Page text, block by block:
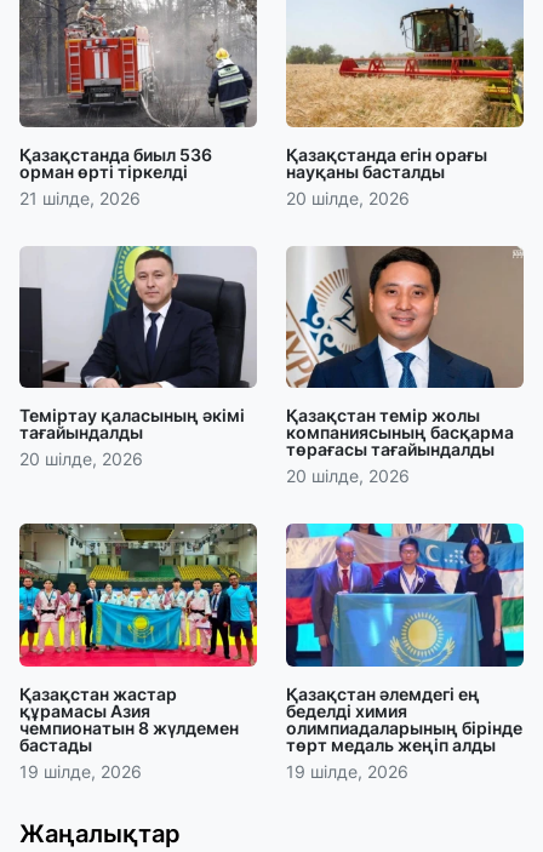
Қазақстанда биыл 536
орман өрті тіркелді
21 шілде, 2026
Қазақстанда егін орағы
науқаны басталды
20 шілде, 2026
Теміртау қаласының әкімі
тағайындалды
20 шілде, 2026
Қазақстан темір жолы
компаниясының басқарма
төрағасы тағайындалды
20 шілде, 2026
Қазақстан жастар
құрамасы Азия
чемпионатын 8 жүлдемен
бастады
19 шілде, 2026
Қазақстан әлемдегі ең
беделді химия
олимпиадаларының бірінде
төрт медаль жеңіп алды
19 шілде, 2026
Жаңалықтар